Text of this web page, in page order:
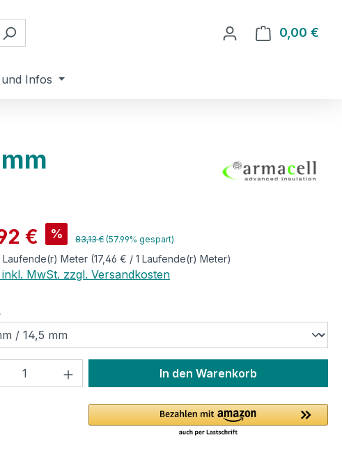
0,00 €
Infos
€ % Regulärer Preis:
83,13 € (57.99% gespart)
Laufende(r) Meter (17,46 € / 1 Laufende(r) Meter)
inkl. MwSt. zzgl. Versandkosten
auswählen
Anzahl: Gib den gewünschten Wert
In den Warenkorb